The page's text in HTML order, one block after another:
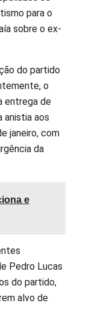
para o
sobre o ex-
do partido
o
entrega de
anistia aos
janeiro, com
da
e
Pedro Lucas
do partido,
alvo de